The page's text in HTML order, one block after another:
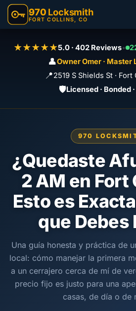
970 Locksmith
FORT COLLINS, CO
★★★★★5.0 · 402 Reviews•
👤Owner Omer · Master
📍2519 S Shields St ·
🛡️Licensed · Bonded
970
¿Quedaste
2 AM en Fort
Esto es
que Debes
Una guía honesta y práctica de
local: cómo manejar la primera
a un cerrajero cerca de mí de
precio fijo es justo para una
casas, de día o de